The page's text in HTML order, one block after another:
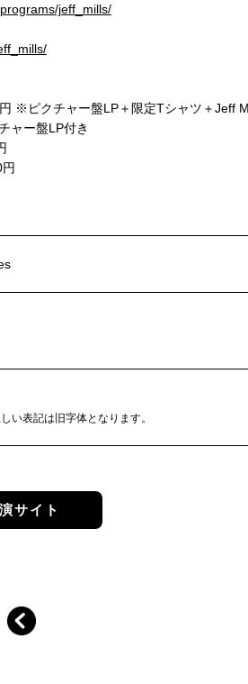
jeff_mills/
※ピクチャー盤LP＋限定Tシャツ＋Jeff
ャー盤LP付き
い表記は旧字体となります。
サイト